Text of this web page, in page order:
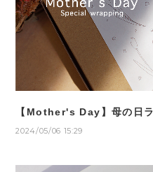
【Mother's Day】母の日
2024/05/06 15:29